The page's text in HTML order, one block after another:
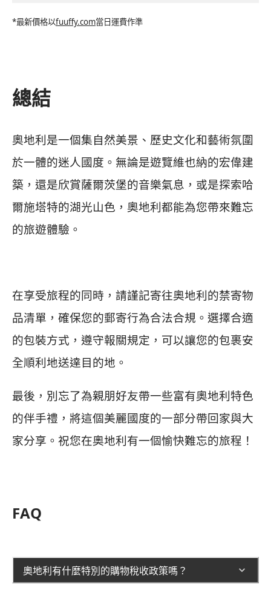
*最新價格以fuuffy.com當日運費作準
總結
奧地利是一個集自然美景、歷史文化和藝術氛圍
於一體的迷人國度。無論是遊覽維也納的宏偉建
築，還是欣賞薩爾茨堡的音樂氣息，或是探索哈
爾施塔特的湖光山色，奧地利都能為您帶來難忘
的旅遊體驗。
在享受旅程的同時，請謹記寄往奧地利的禁寄物
品清單，確保您的郵寄行為合法合規。選擇合適
的包裝方式，遵守報關規定，可以讓您的包裹安
全順利地送達目的地。
最後，別忘了為親朋好友帶一些富有奧地利特色
的伴手禮，將這個美麗國度的一部分帶回家與大
家分享。祝您在奧地利有一個愉快難忘的旅程！
FAQ
奧地利有什麼特別的購物稅收政策嗎？